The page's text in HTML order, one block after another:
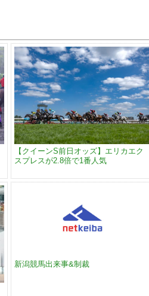
【クイーンS前日オッズ】エリカエク
スプレスが2.8倍で1番人気
新潟競馬出来事&制裁